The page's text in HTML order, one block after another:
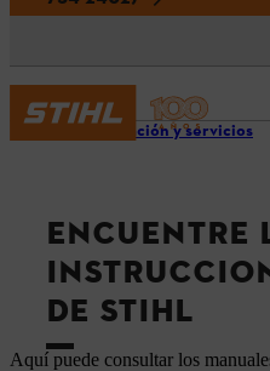
Información y servicios
ENCUENTRE
DE STIHL
Aquí puede consultar los